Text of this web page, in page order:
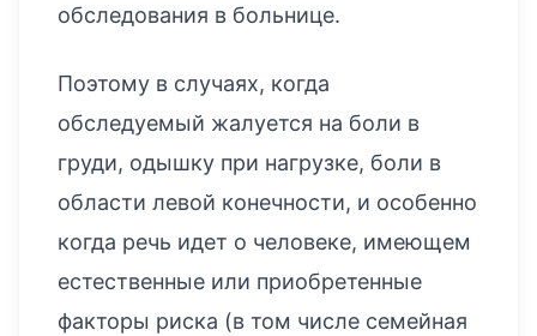
обследования в больнице.
Поэтому в случаях, когда
обследуемый жалуется на боли в
груди, одышку при нагрузке, боли в
области левой конечности, и особенно
когда речь идет о человеке, имеющем
естественные или приобретенные
факторы риска (в том числе семейная